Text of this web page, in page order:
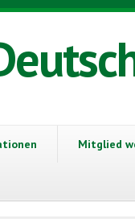
Mitglied